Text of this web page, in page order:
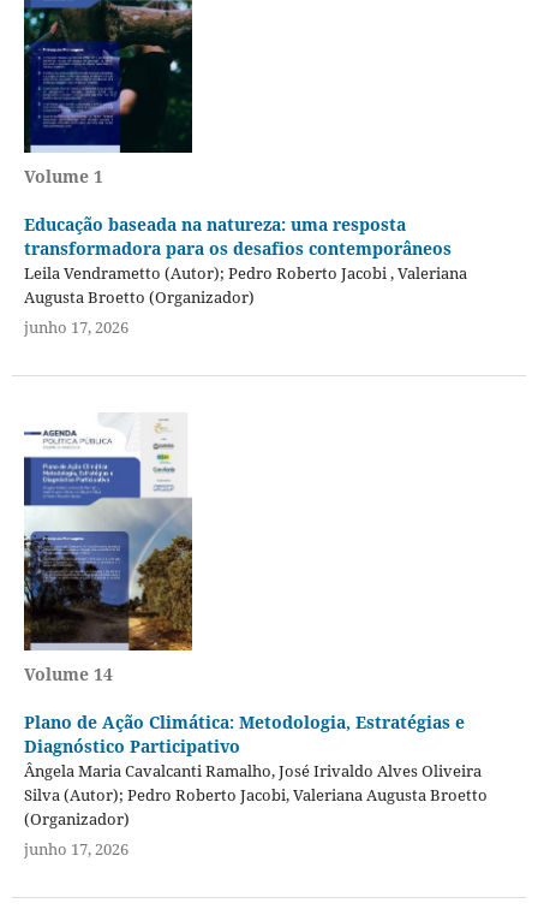
Volume 1
Educação baseada na natureza: uma resposta
transformadora para os desafios contemporâneos
Leila Vendrametto (Autor); Pedro Roberto Jacobi , Valeriana
Augusta Broetto (Organizador)
junho 17, 2026
Volume 14
Plano de Ação Climática: Metodologia, Estratégias e
Diagnóstico Participativo
Ângela Maria Cavalcanti Ramalho, José Irivaldo Alves Oliveira
Silva (Autor); Pedro Roberto Jacobi, Valeriana Augusta Broetto
(Organizador)
junho 17, 2026